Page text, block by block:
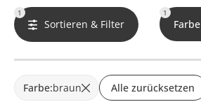
1
Sortieren & Filter
1
Farbe
Farbe:braun Alle zurücksetzen